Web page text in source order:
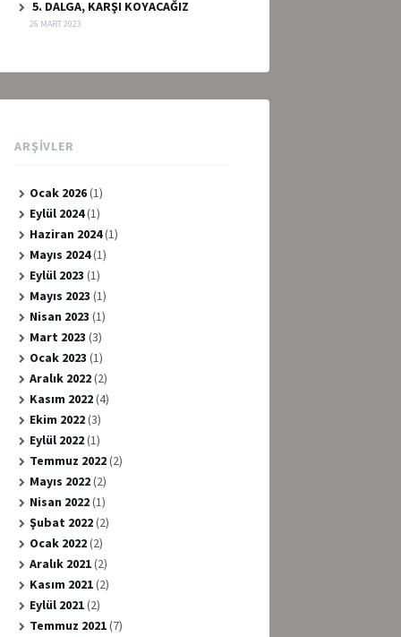
5. DALGA, KARŞI KOYACAĞIZ
26 MART 2023
ARŞIVLER
Ocak 2026(1)
Eylül 2024(1)
Haziran 2024(1)
Mayıs 2024(1)
Eylül 2023 (1)
Mayıs 2023 (1)
Nisan 2023 (1)
Mart 2023 (3)
Ocak 2023 (1)
Aralık 2022(2)
Kasım 2022(4)
Ekim 2022(3)
Eylül 2022(1)
Temmuz 2022(2)
Mayıs 2022(2)
Nisan 2022(1)
Şubat 2022(2)
Ocak 2022(2)
Aralık 2021(2)
Kasım 2021(2)
Eylül 2021(2)
Temmuz 2021(7)